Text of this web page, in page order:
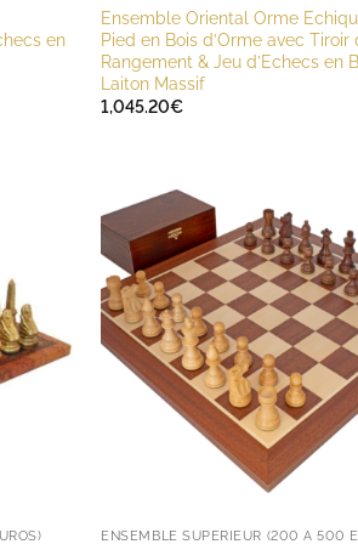
en
Ensemble Oriental Orme
Pied en Bois d’Orme avec Tiroir
Rangement & Jeu d’Echecs en
Laiton Massif
1,045.20€
ENSEMBLE SUPÉRIEUR (200 À 500